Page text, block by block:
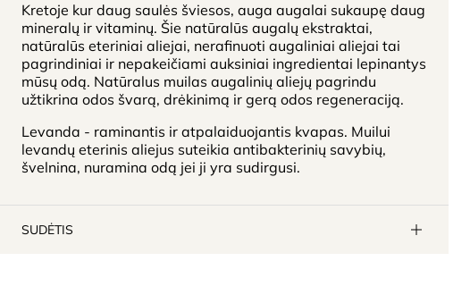
Kretoje kur daug saulės šviesos, auga augalai sukaupę daug
mineralų ir vitaminų. Šie natūralūs augalų ekstraktai,
natūralūs eteriniai aliejai, nerafinuoti augaliniai aliejai tai
pagrindiniai ir nepakeičiami auksiniai ingredientai lepinantys
mūsų odą. Natūralus muilas augalinių aliejų pagrindu
užtikrina odos švarą, drėkinimą ir gerą odos regeneraciją.
Levanda - raminantis ir atpalaiduojantis kvapas. Muilui
levandų eterinis aliejus suteikia antibakterinių savybių,
švelnina, nuramina odą jei ji yra sudirgusi.
SUDĖTIS